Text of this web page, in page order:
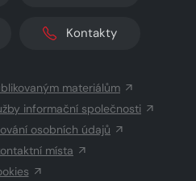
Kontakty
materiálům
informační společnosti
osobních údajů
místa